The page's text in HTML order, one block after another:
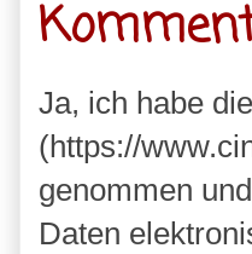
Ja, ich habe
(https://
genommen
Daten